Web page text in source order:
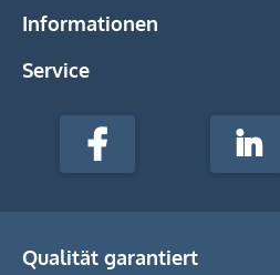
Informationen
Service
stempel-
Media
Facebook
Qualität garantiert